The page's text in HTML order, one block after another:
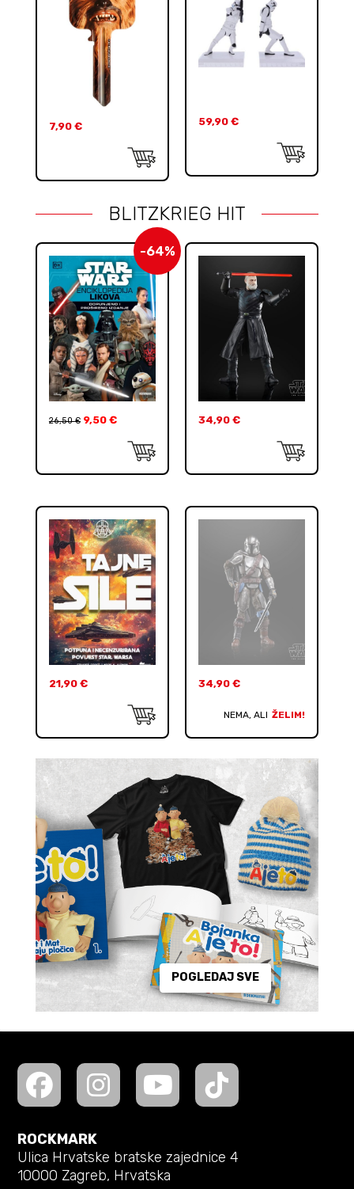
7,90 € 59,90 €
BLITZKRIEG HIT
-64%
26,50€ 9,50 € 34,90 €
21,90 € 34,90 €
NEMA, ALI ŽELIM!
POGLEDAJ SVE
ROCKMARK
Ulica Hrvatske bratske zajednice 4
10000 Zagreb, Hrvatska